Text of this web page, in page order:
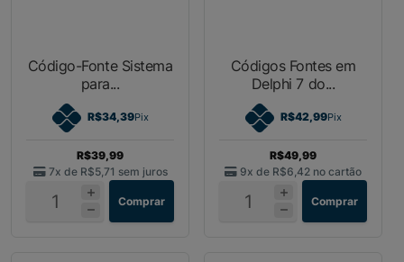
Código-Fonte Sistema
para...
R$34,39Pix
R$39,99
7x de R$5,71 sem juros
Comprar
Códigos Fontes em
Delphi 7 do...
R$42,99Pix
R$49,99
9x de R$6,42 no cartão
Comprar